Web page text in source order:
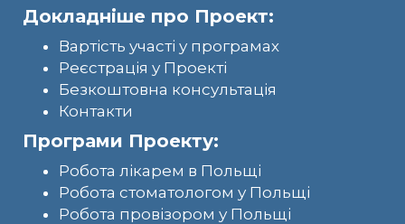
Докладніше про Проект:
Вартість участі у програмах
Реєстрація у Проекті
Безкоштовна консультація
Контакти
Програми Проекту:
Робота лікарем в Польщі
Робота стоматологом у Польщі
Робота провізором у Польщі